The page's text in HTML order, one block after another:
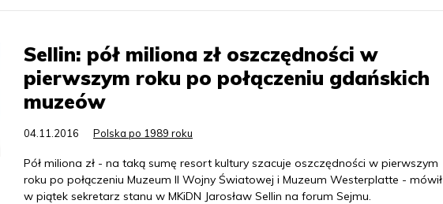
Sellin: pół miliona zł oszczędności w
pierwszym roku po połączeniu gdańskich
muzeów
04.11.2016 Polska po 1989 roku
Pół miliona zł - na taką sumę resort kultury szacuje oszczędności w pierwszym
roku po połączeniu Muzeum II Wojny Światowej i Muzeum Westerplatte - mówił
w piątek sekretarz stanu w MKiDN Jarosław Sellin na forum Sejmu.